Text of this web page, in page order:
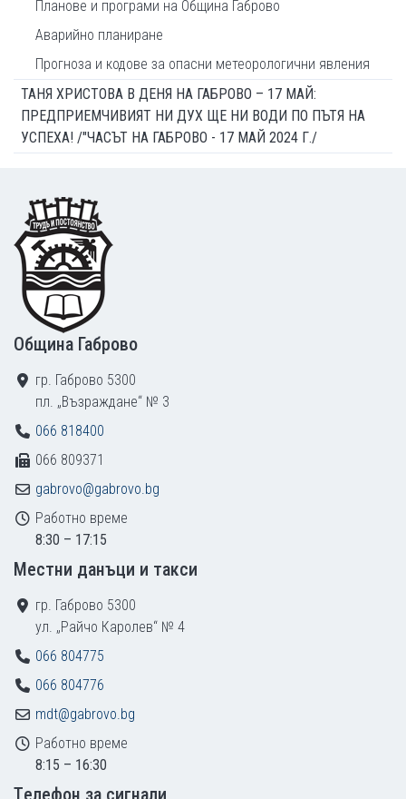
Планове и програми на Община Габрово
Аварийно планиране
Прогноза и кодове за опасни метеорологични явления
ТАНЯ ХРИСТОВА В ДЕНЯ НА ГАБРОВО – 17 МАЙ:
ПРЕДПРИЕМЧИВИЯТ НИ ДУХ ЩЕ НИ ВОДИ ПО ПЪТЯ НА
УСПЕХА! /"ЧАСЪТ НА ГАБРОВО - 17 МАЙ 2024 Г./
Footer
Община Габрово
гр. Габрово 5300
пл. „Възраждане“ № 3
066 818400
066 809371
gabrovo@gabrovo.bg
Работно време
8:30 – 17:15
Местни данъци и такси
гр. Габрово 5300
ул. „Райчо Каролев“ № 4
066 804775
066 804776
mdt@gabrovo.bg
Работно време
8:15 – 16:30